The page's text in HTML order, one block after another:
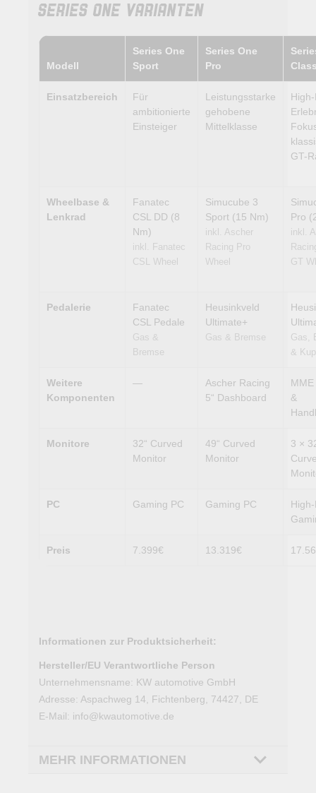
SERIES ONE VARIANTEN
Modell
Series One
Sport
Series One
Pro
Einsatzbereich
Für
ambitionierte
Einsteiger
Leistungsstarke
gehobene
Mittelklasse
GT-
Wheelbase &
Lenkrad
Fanatec
CSL DD (8
Nm)
inkl. Fanatec
CSL Wheel
Simucube 3
Sport (15 Nm)
inkl. Ascher
Racing Pro
Wheel
Pro
inkl.
GT
Pedalerie
Fanatec
CSL Pedale
Gas &
Bremse
Heusinkveld
Ultimate+
Gas & Bremse
Gas,
&
Weitere
Komponenten
—
Ascher Racing
5“ Dashboard
&
Monitore
32“ Curved
Monitor
49“ Curved
Monitor
3 ×
PC Gaming PC Gaming PC
Preis 7.399€ 13.319€
Informationen zur Produktsicherheit:
Hersteller/EU Verantwortliche Person
Unternehmensname: KW automotive GmbH
Adresse: Aspachweg 14, Fichtenberg, 74427, DE
E-Mail: info@kwautomotive.de
MEHR INFORMATIONEN